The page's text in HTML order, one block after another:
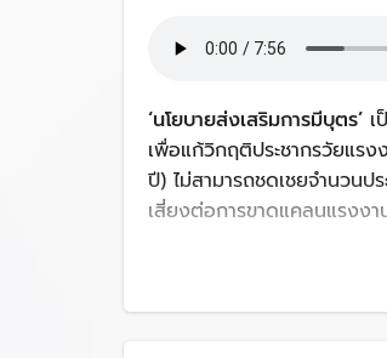
‘นโยบายส่งเสริมการมีบุตร’
เพื่อแก้วิกฤติประชากรวัยแร
ปี) ไม่สามารถชดเชยจำนวนป
เสี่ยงต่อการขาดแคลนแรงง